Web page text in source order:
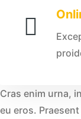
Cras enim urna,
eu eros.